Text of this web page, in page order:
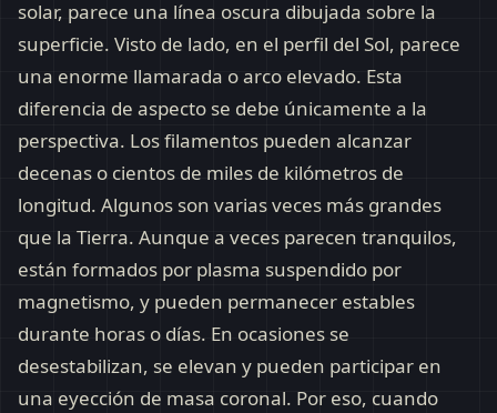
solar, parece una línea oscura dibujada sobre la
superficie. Visto de lado, en el perfil del Sol, parece
una enorme llamarada o arco elevado. Esta
diferencia de aspecto se debe únicamente a la
perspectiva. Los filamentos pueden alcanzar
decenas o cientos de miles de kilómetros de
longitud. Algunos son varias veces más grandes
que la Tierra. Aunque a veces parecen tranquilos,
están formados por plasma suspendido por
magnetismo, y pueden permanecer estables
durante horas o días. En ocasiones se
desestabilizan, se elevan y pueden participar en
una eyección de masa coronal. Por eso, cuando